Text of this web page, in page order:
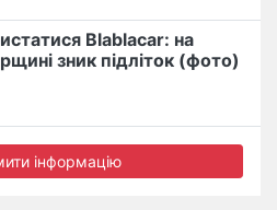
Blablacar: на
зник підліток (фото)
інформацію